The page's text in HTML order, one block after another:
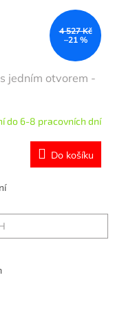
4 527 Kč
–21 %
jedním otvorem -
do 6-8 pracovních dní
Do košíku